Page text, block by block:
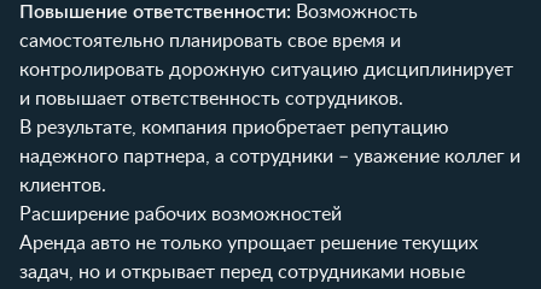
Повышение ответственности: Возможность
самостоятельно планировать свое время и
контролировать дорожную ситуацию дисциплинирует
и повышает ответственность сотрудников.
В результате, компания приобретает репутацию
надежного партнера, а сотрудники – уважение коллег и
клиентов.
Расширение рабочих возможностей
Аренда авто не только упрощает решение текущих
задач, но и открывает перед сотрудниками новые